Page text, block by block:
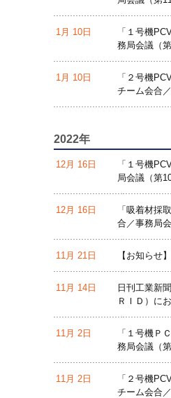
1月 10日
「１号機
務局会議（
1月 10日
「２号機
チーム会合
2022年
12月 16日
「１号機
局会議（第
12月 16日
「吸着材採
合／事務局
11月 21日 【お知らせ
11月 14日
日刊工業新
ＲＩＤ）に
11月 2日
「１号機Ｐ
務局会議（
11月 2日
「２号機
チーム会合